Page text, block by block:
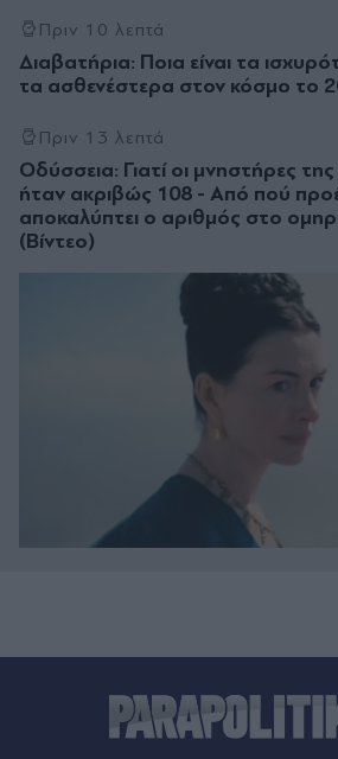
Πριν 10 λεπτά
Διαβατήρια: Ποια είναι τα
τα ασθενέστερα στον κόσμο το
Πριν 13 λεπτά
Οδύσσεια: Γιατί οι μνηστήρες
ήταν ακριβώς 108 - Από πού
αποκαλύπτει ο αριθμός στο
(Βίντεο)
Πριν 19 λεπτά